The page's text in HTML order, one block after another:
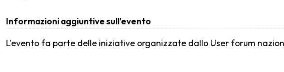
Informazioni aggiuntive sull'evento
L'evento fa parte delle iniziative organizzate dallo User forum